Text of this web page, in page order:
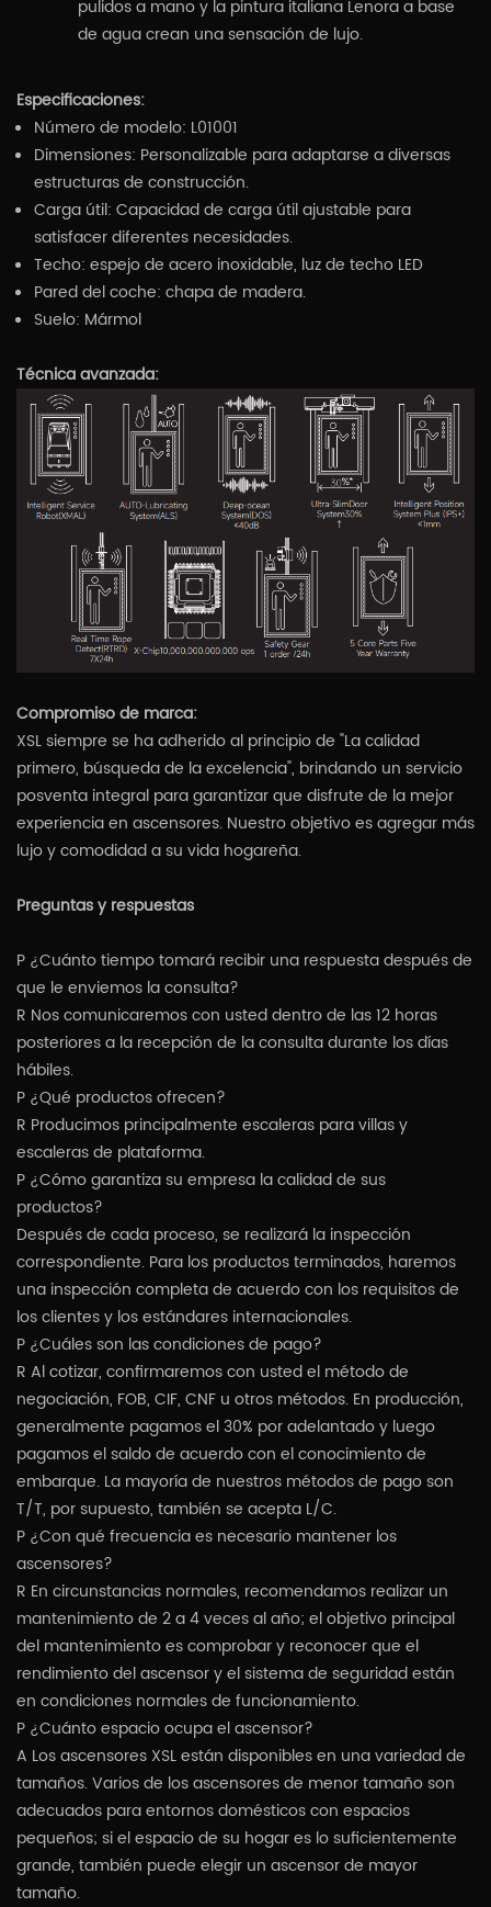
pulidos a mano y la pintura italiana Lenora a base
de agua crean una sensación de lujo.
Especificaciones:
Número de modelo: L01001
Dimensiones: Personalizable para adaptarse a diversas
estructuras de construcción.
Carga útil: Capacidad de carga útil ajustable para
satisfacer diferentes necesidades.
Techo: espejo de acero inoxidable, luz de techo LED
Pared del coche: chapa de madera.
Suelo: Mármol
Técnica avanzada:
Compromiso de marca:
XSL siempre se ha adherido al principio de "La calidad
primero, búsqueda de la excelencia", brindando un servicio
posventa integral para garantizar que disfrute de la mejor
experiencia en ascensores. Nuestro objetivo es agregar más
lujo y comodidad a su vida hogareña.
Preguntas y respuestas
P ¿Cuánto tiempo tomará recibir una respuesta después de
que le enviemos la consulta?
R Nos comunicaremos con usted dentro de las 12 horas
posteriores a la recepción de la consulta durante los días
hábiles.
P ¿Qué productos ofrecen?
R Producimos principalmente escaleras para villas y
escaleras de plataforma.
P ¿Cómo garantiza su empresa la calidad de sus
productos?
Después de cada proceso, se realizará la inspección
correspondiente. Para los productos terminados, haremos
una inspección completa de acuerdo con los requisitos de
los clientes y los estándares internacionales.
P ¿Cuáles son las condiciones de pago?
R Al cotizar, confirmaremos con usted el método de
negociación, FOB, CIF, CNF u otros métodos. En producción,
generalmente pagamos el 30% por adelantado y luego
pagamos el saldo de acuerdo con el conocimiento de
embarque. La mayoría de nuestros métodos de pago son
T/T, por supuesto, también se acepta L/C.
P ¿Con qué frecuencia es necesario mantener los
ascensores?
R En circunstancias normales, recomendamos realizar un
mantenimiento de 2 a 4 veces al año; el objetivo principal
del mantenimiento es comprobar y reconocer que el
rendimiento del ascensor y el sistema de seguridad están
en condiciones normales de funcionamiento.
P ¿Cuánto espacio ocupa el ascensor?
A Los ascensores XSL están disponibles en una variedad de
tamaños. Varios de los ascensores de menor tamaño son
adecuados para entornos domésticos con espacios
pequeños; si el espacio de su hogar es lo suficientemente
grande, también puede elegir un ascensor de mayor
tamaño.